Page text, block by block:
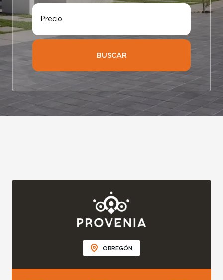
Elige tu ciudad
Precio
BUSCAR
OBREGÓN